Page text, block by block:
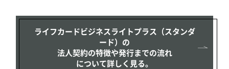
ライフカードビジネスライトプラス（スタンダ
ード）の
法人契約の特徴や発行までの流れ
について詳しく見る。